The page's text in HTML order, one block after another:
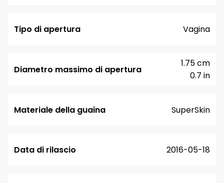
Tipo di apertura Vagina
Diametro massimo di apertura
0.7 in
1.75 cm
Materiale della guaina SuperSkin
Data di rilascio 2016-05-18